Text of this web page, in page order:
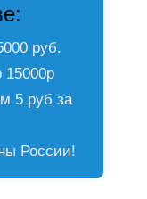
руб.
15000р
5 руб за
России!